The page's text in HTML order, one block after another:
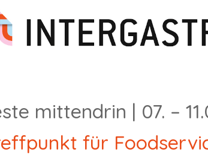
mittendrin | 07. –
für